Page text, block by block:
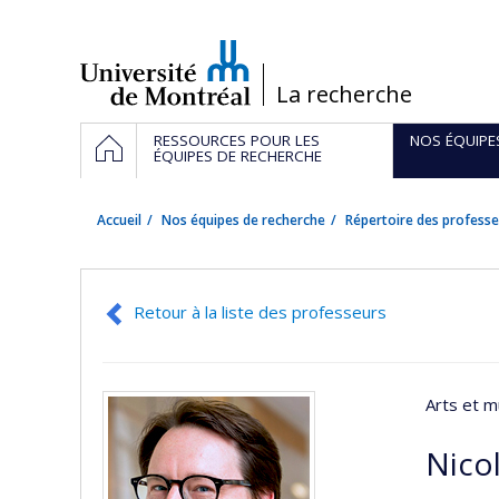
/La recherche
Navigation
principale
ACCUEILRESSOURCES POUR LES
ÉQUIPES DE RECHERCHE
NOS
Accueil Nos équipes de recherche Répertoire des
Retour à la liste des professeurs
Arts et